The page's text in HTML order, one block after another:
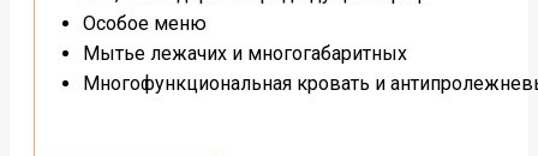
Особое меню
Мытье лежачих и многогабаритных
Многофункциональная кровать и